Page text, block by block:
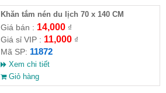
Khăn tắm nén du lịch 70 x 140 CM
Giá bán : 14,000₫
Giá sỉ VIP : 11,000₫
Mã SP: 11872
Xem chi tiết
Giỏ hàng